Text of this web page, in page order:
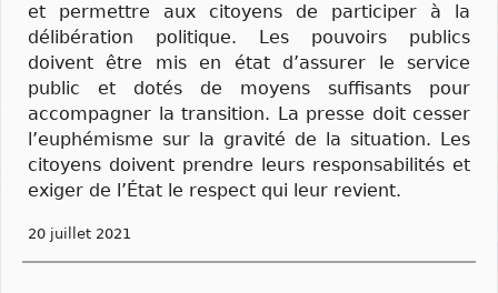
et permettre aux citoyens de participer à la
délibération politique. Les pouvoirs publics
doivent être mis en état d’assurer le service
public et dotés de moyens suffisants pour
accompagner la transition. La presse doit cesser
l’euphémisme sur la gravité de la situation. Les
citoyens doivent prendre leurs responsabilités et
exiger de l’État le respect qui leur revient.
20 juillet 2021